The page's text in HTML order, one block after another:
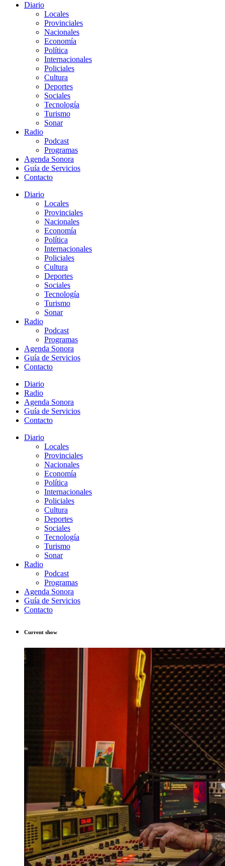
Diario
Locales
Provinciales
Nacionales
Economía
Política
Internacionales
Policiales
Cultura
Deportes
Sociales
Tecnología
Turismo
Sonar
Radio
Podcast
Programas
Agenda Sonora
Guía de Servicios
Contacto
Diario
Locales
Provinciales
Nacionales
Economía
Política
Internacionales
Policiales
Cultura
Deportes
Sociales
Tecnología
Turismo
Sonar
Radio
Podcast
Programas
Agenda Sonora
Guía de Servicios
Contacto
Diario
Radio
Agenda Sonora
Guía de Servicios
Contacto
Diario
Locales
Provinciales
Nacionales
Economía
Política
Internacionales
Policiales
Cultura
Deportes
Sociales
Tecnología
Turismo
Sonar
Radio
Podcast
Programas
Agenda Sonora
Guía de Servicios
Contacto
Current show